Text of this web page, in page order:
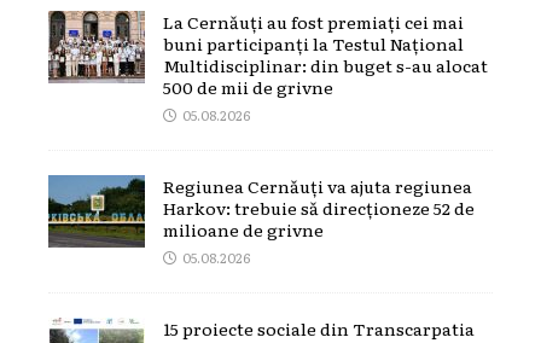
La Cernăuți au fost premiați cei mai
buni participanți la Testul Național
Multidisciplinar: din buget s-au alocat
500 de mii de grivne
05.08.2026
Regiunea Cernăuți va ajuta regiunea
Harkov: trebuie să direcționeze 52 de
milioane de grivne
05.08.2026
15 proiecte sociale din Transcarpatia